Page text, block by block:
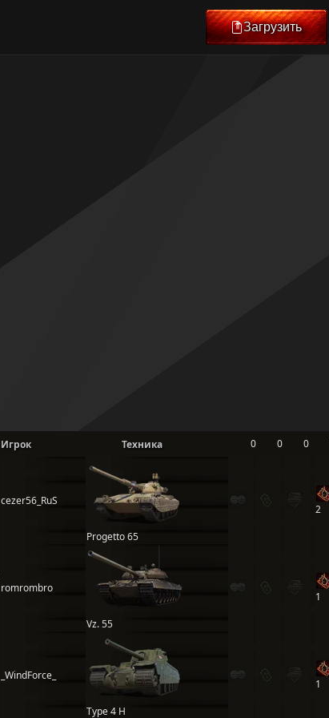
Загрузить
Игрок Техника 0 0 0
cezer56_RuS
Progetto 65
2
romrombro
Vz. 55
1
_WindForce_
Type 4 H
1